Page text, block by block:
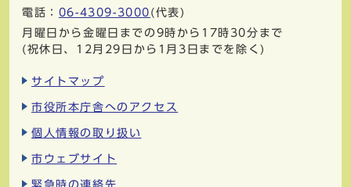
電話： 06-4309-3000 (代表)
月曜日から金曜日までの9時から17時30分まで
(祝休日、12月29日から1月3日までを除く)
サイトマップ
市役所本庁舎へのアクセス
個人情報の取り扱い
市ウェブサイト
緊急時の連絡先